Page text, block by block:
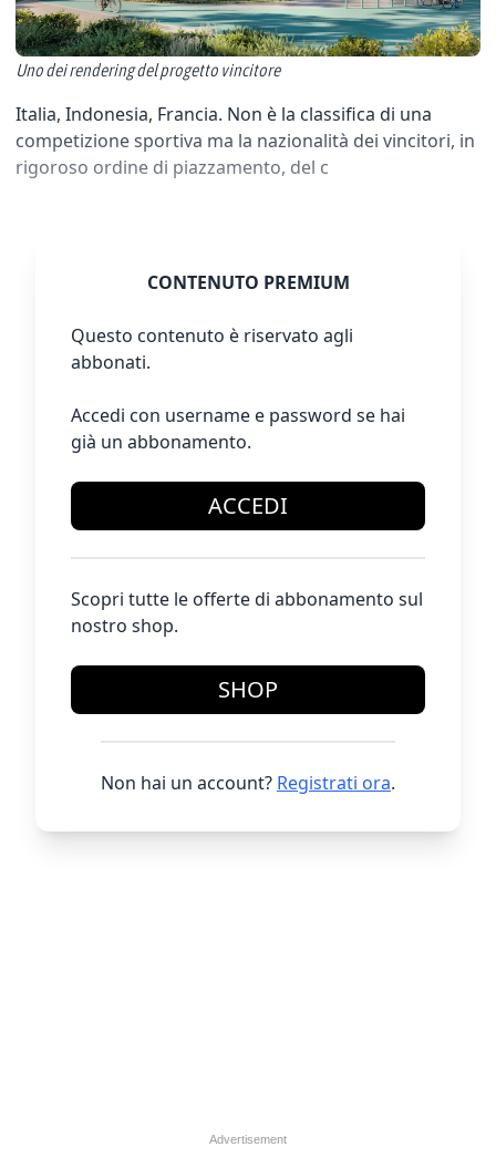
Uno dei rendering del progetto vincitore
Italia, Indonesia, Francia. Non è la classifica di una
competizione sportiva ma la nazionalità dei vincitori, in
rigoroso ordine di piazzamento, del c
CONTENUTO PREMIUM
Questo contenuto è riservato agli
abbonati.
Accedi con username e password se hai
già un abbonamento.
ACCEDI
Scopri tutte le offerte di abbonamento sul
nostro shop.
SHOP
Non hai un account? Registrati ora.